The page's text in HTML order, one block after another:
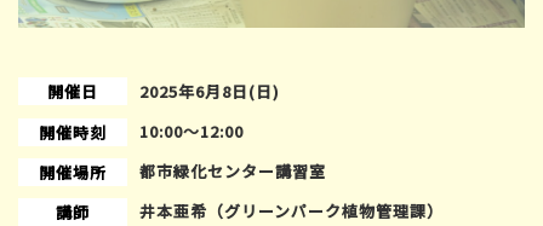
開催日
2025年6月8日(日)
開催時刻
10:00〜12:00
開催場所
都市緑化センター講習室
講師
井本亜希（グリーンパーク植物管理課）